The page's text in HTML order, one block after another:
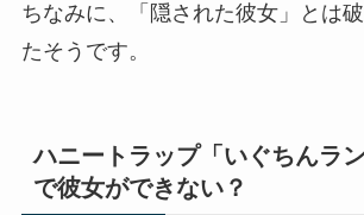
ちなみに、「隠された彼女」とは
たそうです。
ハニートラップ「いぐちんラ
で彼女ができない？